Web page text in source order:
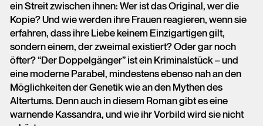
ein Streit zwischen ihnen: Wer ist das Original, wer die
Kopie? Und wie werden ihre Frauen reagieren, wenn sie
erfahren, dass ihre Liebe keinem Einzigartigen gilt,
sondern einem, der zweimal existiert? Oder gar noch
öfter? “Der Doppelgänger” ist ein Kriminalstück – und
eine moderne Parabel, mindestens ebenso nah an den
Möglichkeiten der Genetik wie an den Mythen des
Altertums. Denn auch in diesem Roman gibt es eine
warnende Kassandra, und wie ihr Vorbild wird sie nicht